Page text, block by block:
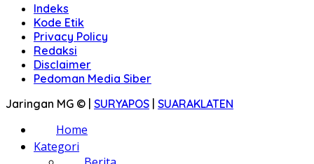
Indeks
Kode Etik
Privacy Policy
Redaksi
Disclaimer
Pedoman Media Siber
Jaringan MG © | SURYAPOS | SUARAKLATEN
Home
Kategori